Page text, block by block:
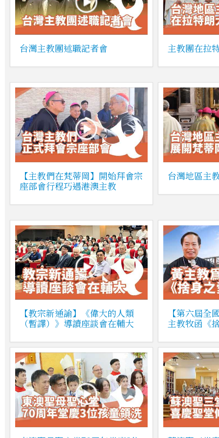
台灣主教團述職記者會 主教團在拉
【主教們在梵蒂岡】開始拜會宗
座部會行程巧遇港澳主教
台灣地區主
【教宗新通諭】《偉大的人類
（暫譯）》導讀座談會在輔大
【第六屆全
主教牧函《